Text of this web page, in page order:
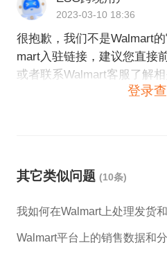
2023-03-10 18:36
很抱歉，我们不是Walmart
mart入驻链接，建议您直接
或者联系Walmart客服了解
境电商平台入驻相关建议，
登录
其它类似问题 (10条)
我如何在Walmart上处理发货